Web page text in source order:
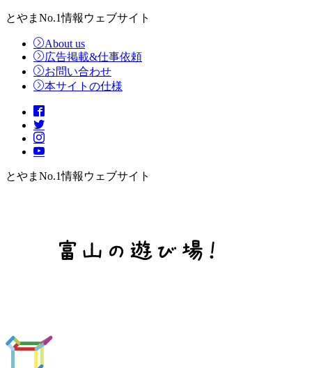
とやまNo.1情報ウェブサイト
About us
広告掲載&仕事依頼
お問い合わせ
本サイトの仕様
とやまNo.1情報ウェブサイト